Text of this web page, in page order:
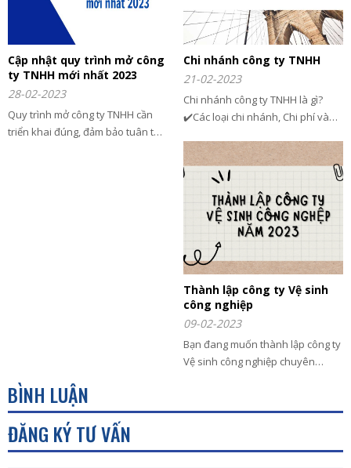
Cập nhật quy trình mở công
ty TNHH mới nhất 2023
28-02-2023
Quy trình mở công ty TNHH cần
triển khai đúng, đảm bảo tuân thủ
Chi nhánh công ty TNHH
21-02-2023
Chi nhánh công ty TNHH là gì?
✔️Các loại chi nhánh, Chi phí và
nhánh cho công ty? Nộp thuế gì?
Thành lập công ty Vệ sinh
công nghiệp
09-02-2023
Bạn đang muốn thành lập công ty
Vệ sinh công nghiệp chuyên
nghề gì? Chúng tôi sẽ giúp bạn
BÌNH LUẬN
ĐĂNG KÝ TƯ VẤN